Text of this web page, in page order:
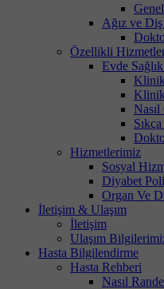
Ağız ve Diş
Özellikli
Evde
Hizmetlerimiz
Sosyal
Diyabet
Organ Ve
İletişim & Ulaşım
İletişim
Ulaşım
Hasta Bilgilendirme
Hasta Rehberi
Nasıl